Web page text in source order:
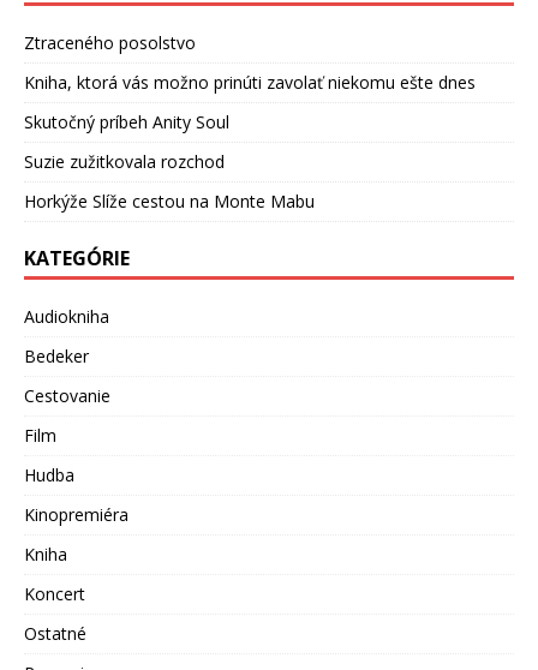
Ztraceného posolstvo
Kniha, ktorá vás možno prinúti zavolať niekomu ešte dnes
Skutočný príbeh Anity Soul
Suzie zužitkovala rozchod
Horkýže Slíže cestou na Monte Mabu
KATEGÓRIE
Audiokniha
Bedeker
Cestovanie
Film
Hudba
Kinopremiéra
Kniha
Koncert
Ostatné